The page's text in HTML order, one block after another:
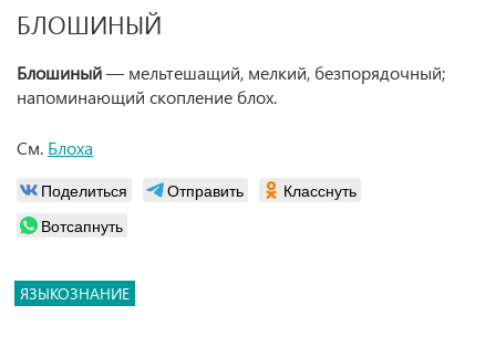
БЛОШИНЫЙ
Блошиный— мельтешащий, мелкий, безпорядочный;
напоминающий скопление блох.
См. Блоха
Поделиться Отправить
Класснуть
Вотсапнуть
ЯЗЫКОЗНАНИЕ